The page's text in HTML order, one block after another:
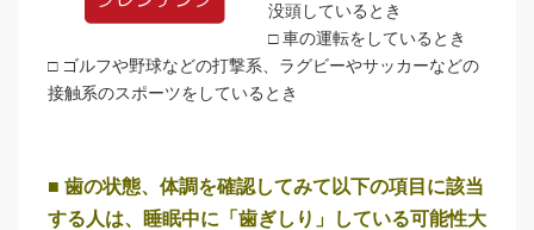
没頭しているとき
□ 車の運転をしているとき
□ ゴルフや野球などの打撃系、ラグビーやサッカーなどの
接触系のスポーツをしているとき
■ 歯の状態、体調を確認してみて以下の項目に該当
する人は、睡眠中に「歯ぎしり」している可能性大